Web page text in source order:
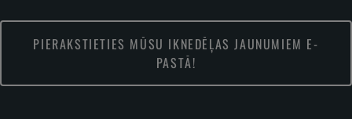
PIERAKSTIETIES MŪSU IKNEDĒĻAS JAUNUMIEM E-
PASTĀ!